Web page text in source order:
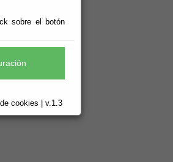
sobre el botón
cookies | v.1.3